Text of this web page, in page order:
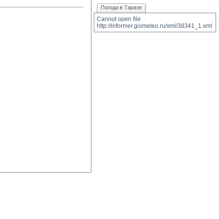
Погода в Таразе
Cannot open file
http://informer.gismeteo.ru/xml/38341_1.xml